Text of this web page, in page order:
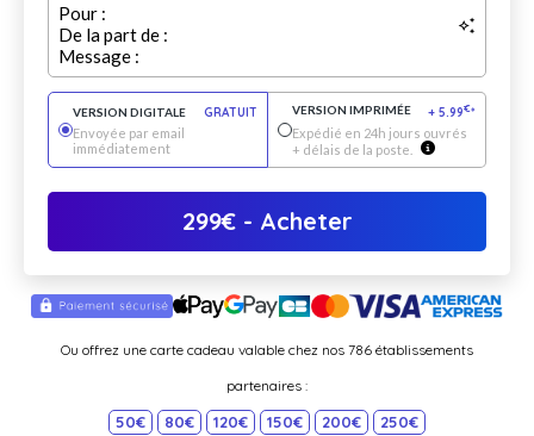
Pour :
De la part de :
Message :
VERSION DIGITALE
GRATUIT
Envoyée par email
immédiatement
VERSION IMPRIMÉE + 5.99€*
Expédié en 24h jours ouvrés
+ délais de la poste.
299€- Acheter
Ou offrez une carte cadeau valable chez nos 786 établissements
partenaires :
50€ 80€ 120€ 150€ 200€ 250€